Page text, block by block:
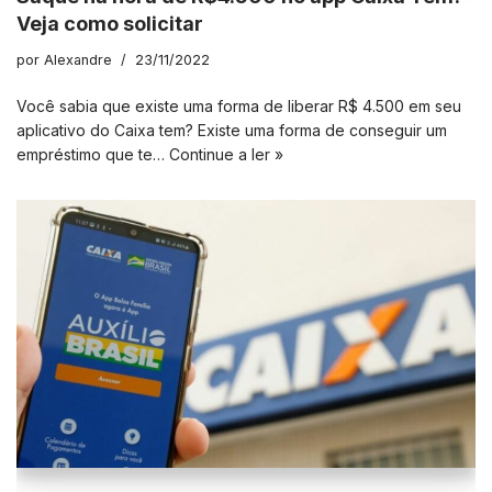
Veja como solicitar
por Alexandre 23/11/2022
Você sabia que existe uma forma de liberar R$ 4.500 em seu
aplicativo do Caixa tem? Existe uma forma de conseguir um
empréstimo que te… Continue a ler »